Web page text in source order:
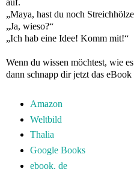
„Maya, hast du noch
„Ja, wieso?“
„Ich hab eine Idee! Komm mit!“
Wenn du wissen möchtest, wie
dann schnapp dir jetzt das
Amazon
Weltbild
Thalia
Google Books
ebook. de